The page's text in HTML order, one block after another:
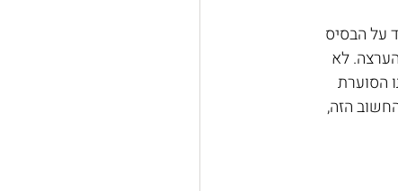
על הבסיס
מחוץ ל-8200, והיה מושא להערצה. לא
הסוערת
הזה,